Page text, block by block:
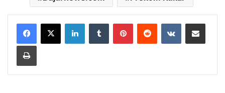
LinkedInTumblr PinterestReddit VKontakteShare via Email
Print